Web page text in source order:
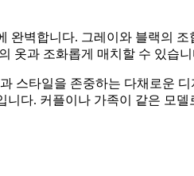
벽합니다. 그레이와 블랙의
옷과 조화롭게 매치할 수 있습니
스타일을 존중하는 다채로운
다. 커플이나 가족이 같은 모